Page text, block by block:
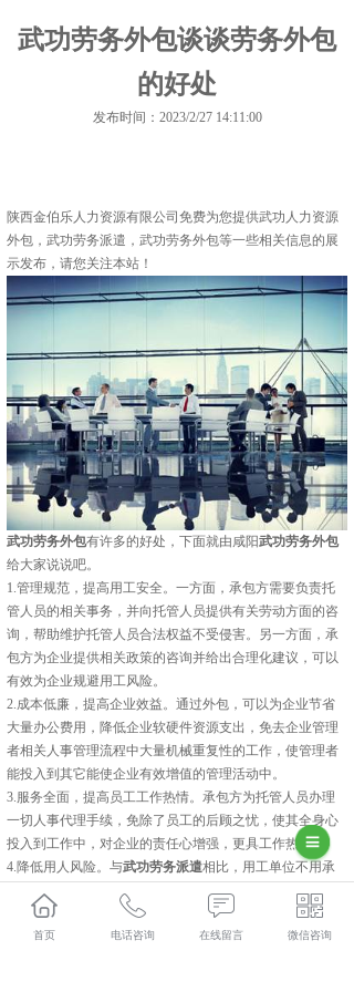
武功劳务外包谈谈劳务外包
的好处
发布时间：2023/2/27 14:11:00
陕西金伯乐人力资源有限公司免费为您提供武功人力资源
外包 ，武功劳务派遣，武功劳务外包等一些相关信息的展
示发布，请您关注本站！
武功劳务外包有许多的好处，下面就由咸阳武功劳务外包
给大家说说吧。
1.管理规范，提高用工安全。一方面，承包方需要负责托
管人员的相关事务，并向托管人员提供有关劳动方面的咨
询，帮助维护托管人员合法权益不受侵害。另一方面，承
包方为企业提供相关政策的咨询并给出合理化建议，可以
有效为企业规避用工风险。
2.成本低廉，提高企业效益。通过外包，可以为企业节省
大量办公费用，降低企业软硬件资源支出，免去企业管理
者相关人事管理流程中大量机械重复性的工作，使管理者
能投入到其它能使企业有效增值的管理活动中。
3.服务全面，提高员工工作热情。承包方为托管人员办理
一切人事代理手续，免除了员工的后顾之忧，使其全身心
投入到工作中，对企业的责任心增强，更具工作热情。
4.降低用人风险。与武功劳务派遣相比，用工单位不用承
担连带责任。
以上就是咸阳劳务外包给大家科普的劳务外包的好处，咸
阳劳务外包感谢大家的阅读。
首页 电话咨询 在线留言 微信咨询